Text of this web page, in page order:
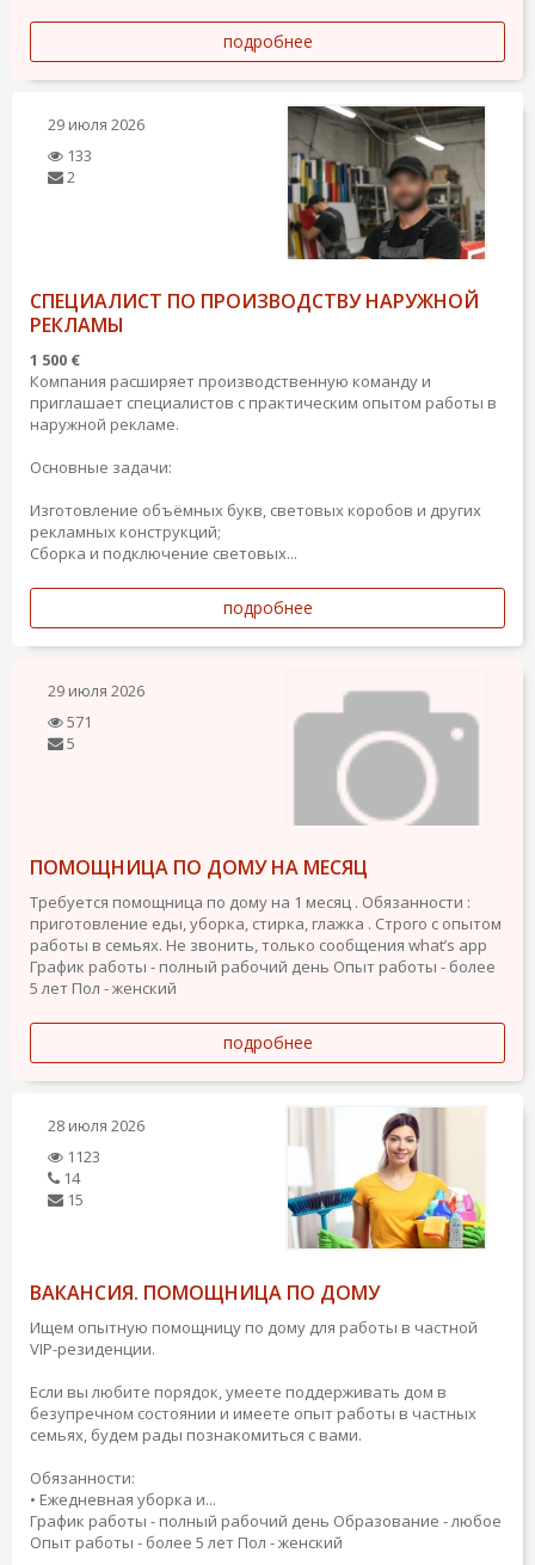
подробнее
29 июля 2026
133
2
СПЕЦИАЛИСТ ПО ПРОИЗВОДСТВУ НАРУЖНОЙ
РЕКЛАМЫ
1 500 €
Компания расширяет производственную команду и
приглашает специалистов с практическим опытом работы в
наружной рекламе.
Основные задачи:
Изготовление объёмных букв, световых коробов и других
рекламных конструкций;
Сборка и подключение световых...
подробнее
29 июля 2026
571
5
ПОМОЩНИЦА ПО ДОМУ НА МЕСЯЦ
Требуется помощница по дому на 1 месяц . Обязанности :
приготовление еды, уборка, стирка, глажка . Строго с опытом
работы в семьях. Не звонить, только сообщения what’s app
График работы - полный рабочий день Опыт работы - более
5 лет Пол - женский
подробнее
28 июля 2026
1123
14
15
ВАКАНСИЯ. ПОМОЩНИЦА ПО ДОМУ
Ищем опытную помощницу по дому для работы в частной
VIP-резиденции.
Если вы любите порядок, умеете поддерживать дом в
безупречном состоянии и имеете опыт работы в частных
семьях, будем рады познакомиться с вами.
Обязанности:
• Ежедневная уборка и...
График работы - полный рабочий день Образование - любое
Опыт работы - более 5 лет Пол - женский